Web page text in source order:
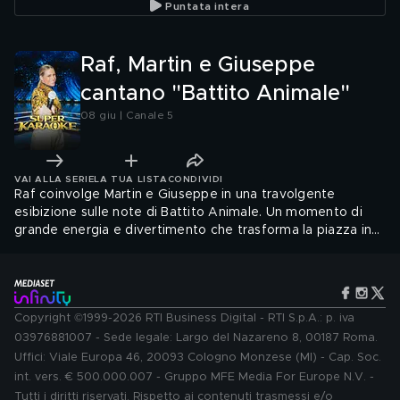
Puntata intera
Raf, Martin e Giuseppe
cantano "Battito Animale"
08 giu | Canale 5
VAI ALLA SERIE LA TUA LISTA CONDIVIDI
Raf coinvolge Martin e Giuseppe in una travolgente
esibizione sulle note di Battito Animale. Un momento di
grande energia e divertimento che trasforma la piazza in
Copyright ©1999-2026 RTI Business Digital - RTI S.p.A.: p. iva
03976881007 - Sede legale: Largo del Nazareno 8, 00187 Roma.
Uffici: Viale Europa 46, 20093 Cologno Monzese (MI) - Cap. Soc.
int. vers. € 500.000.007 - Gruppo MFE Media For Europe N.V. -
Tutti i diritti riservati. Rispetto ai contenuti trasmessi e/o